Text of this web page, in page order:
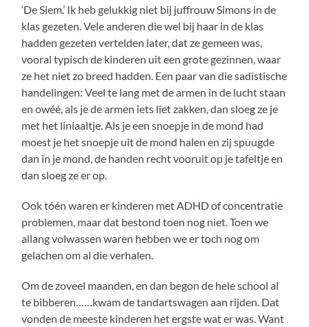
‘De Siem.’ Ik heb gelukkig niet bij juffrouw Simons in de
klas gezeten. Vele anderen die wel bij haar in de klas
hadden gezeten vertelden later, dat ze gemeen was,
vooral typisch de kinderen uit een grote gezinnen, waar
ze het niet zo breed hadden. Een paar van die sadistische
handelingen: Veel te lang met de armen in de lucht staan
en owéé, als je de armen iets liet zakken, dan sloeg ze je
met het liniaaltje. Als je een snoepje in de mond had
moest je het snoepje uit de mond halen en zij spuugde
dan in je mond, de handen recht vooruit op je tafeltje en
dan sloeg ze er op.
Ook tóén waren er kinderen met ADHD of concentratie
problemen, maar dat bestond toen nog niet. Toen we
allang volwassen waren hebben we er toch nog om
gelachen om al die verhalen.
Om de zoveel maanden, en dan begon de hele school al
te bibberen……kwam de tandartswagen aan rijden. Dat
vonden de meeste kinderen het ergste wat er was. Want